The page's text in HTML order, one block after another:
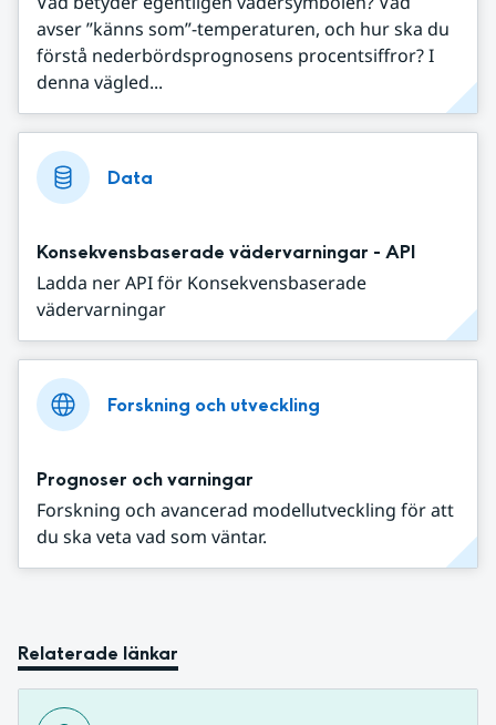
avser ”känns som”-temperaturen, och hur ska du
förstå nederbördsprognosens procentsiffror? I
denna vägled...
Data
Konsekvensbaserade vädervarningar - API
Ladda ner API för Konsekvensbaserade
vädervarningar
Forskning och utveckling
Prognoser och varningar
Forskning och avancerad modellutveckling för att
du ska veta vad som väntar.
Relaterade länkar